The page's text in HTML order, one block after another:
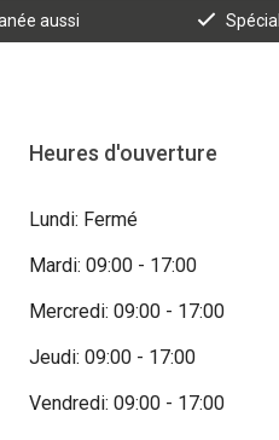
aussi
Heures d'ouverture
Lundi: Fermé
Mardi: 09:00 - 17:00
Mercredi: 09:00 - 17:00
Jeudi: 09:00 - 17:00
Vendredi: 09:00 - 17:00